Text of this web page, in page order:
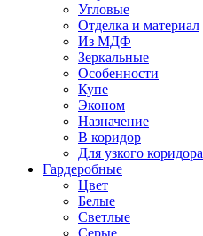
Угловые
Отделка и материал
Из МДФ
Зеркальные
Особенности
Купе
Эконом
Назначение
В коридор
Для узкого коридора
Гардеробные
Цвет
Белые
Светлые
Серые